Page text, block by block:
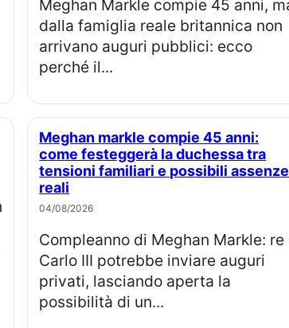
Meghan Markle compie 45 anni, ma
dalla famiglia reale britannica non
arrivano auguri pubblici: ecco
perché il...
Meghan markle compie 45 anni:
come festeggerà la duchessa tra
tensioni familiari e possibili assenze
reali
04/08/2026
Compleanno di Meghan Markle: re
Carlo III potrebbe inviare auguri
privati, lasciando aperta la
possibilità di un...